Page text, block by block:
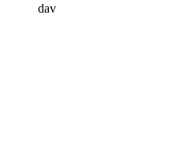
dav